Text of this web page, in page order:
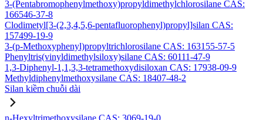
3-(Pentabromophenylmethoxy)propyldimethylchlorosilane CAS:
166546-37-8
Clodimetyl[3-(2,3,4,5,6-pentafluorophenyl)propyl]silan CAS:
157499-19-9
3-(p-Methoxyphenyl)propyltrichlorosilane CAS: 163155-57-5
Phenyltris(vinyldimethylsiloxy)silane CAS: 60111-47-9
1,3-Diphenyl-1,1,3,3-tetramethoxydisiloxan CAS: 17938-09-9
Methyldiphenylmethoxysilane CAS: 18407-48-2
Silan kiềm chuỗi dài
n-Hexyltrimethoxysilane CAS: 3069-19-0